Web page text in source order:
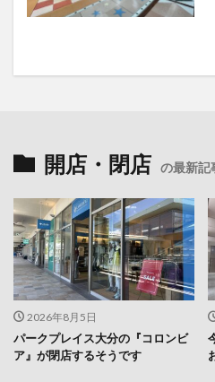
開店・閉店 の最新記
2026年8月5日
パークプレイス大分の『コロンビ
ア』が閉店するそうです